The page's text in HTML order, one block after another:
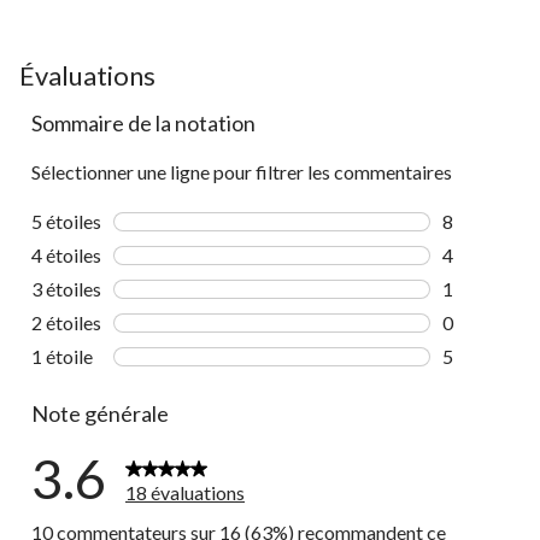
Évaluations
Sommaire de la notation
Sélectionner une ligne pour filtrer les commentaires
5 étoiles étoiles
8
4 étoiles étoiles
4
3 étoiles étoiles
1
2 étoiles étoiles
0
1 étoile étoiles
5
Note générale
3.6
18 évaluations
10 commentateurs sur 16 (63%) recommandent ce